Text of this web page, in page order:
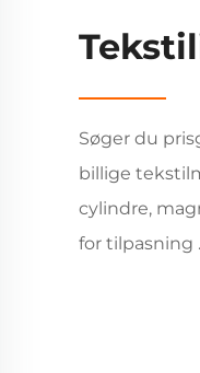
Søger du
billige
cylindre,
for tilpasning